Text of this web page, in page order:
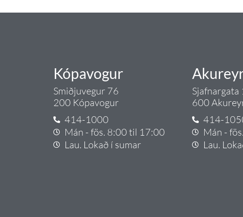
Kópavogur
Smiðjuvegur 76
200 Kópavogur
414-1000
Mán - fös. 8:00 til 17:00
Lau. Lokað í sumar
Sjafnargata
600
414-
Mán -
Lau.